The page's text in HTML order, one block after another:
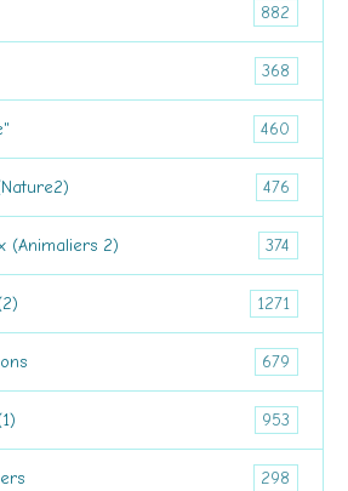
882
368
460
476
(Animaliers 2) 374
1271
679
953
298